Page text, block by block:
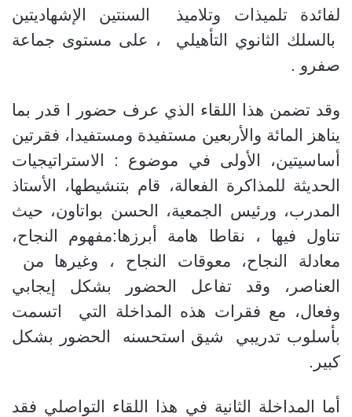
لفائدة تلميذات وتلاميذ السنتين الإشهاديتين
بالسلك الثانوي التأهيلي ، على مستوى جماعة
صفرو .
وقد تضمن هذا اللقاء الذي عرف حضور ا قدر بما
يناهز المائة والأربعين مستفيدة ومستفيدا، فقرتين
أساسيتين، الأولى في موضوع : الاستراتيجيات
الحديثة للمذاكرة الفعالة، قام بتنشيطها، الأستاذ
المدرب، ورئيس الجمعية، الحسن بواتاون، حيث
تناول فيها ، نقاطا هامة أبرزها:مفهوم النجاح،
معادلة النجاح،
معوقات النجاح ، وغيرها من
العناصر، وقد تفاعل الحضور بشكل إيجابي
وفعال، مع فقرات هذه المداخلة التي اتسمت
بأسلوب تدريبي شيق استحسنه الحضور بشكل
كبير.
أما المداخلة الثانية في هذا اللقاء التواصلي فقد